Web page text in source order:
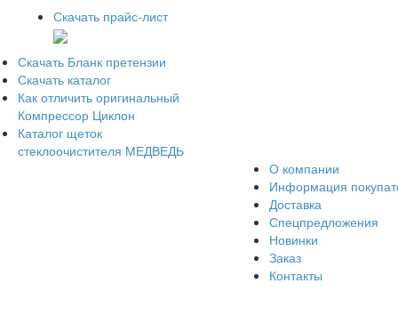
Скачать прайс-лист
Скачать Бланк претензии
Скачать каталог
Как отличить оригинальный
Компрессор Циклон
Каталог щеток
стеклоочистителя МЕДВЕДЬ
О компании
Информация
Доставка
Спецпредложения
Новинки
Заказ
Контакты